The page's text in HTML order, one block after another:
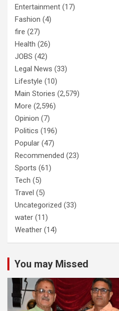
Entertainment (17)
Fashion (4)
fire (27)
Health (26)
JOBS (42)
Legal News (33)
Lifestyle (10)
Main Stories (2,579)
More (2,596)
Opinion (7)
Politics (196)
Popular (47)
Recommended (23)
Sports (61)
Tech (5)
Travel (5)
Uncategorized (33)
water (11)
Weather (14)
You may Missed